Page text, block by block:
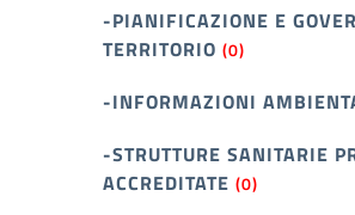
-PIANIFICAZIONE E
TERRITORIO (0)
-INFORMAZIONI
-STRUTTURE SANITARIE
ACCREDITATE (0)